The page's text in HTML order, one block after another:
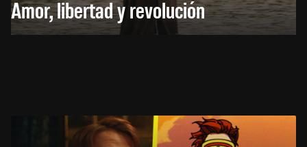
Amor, libertad y revolución